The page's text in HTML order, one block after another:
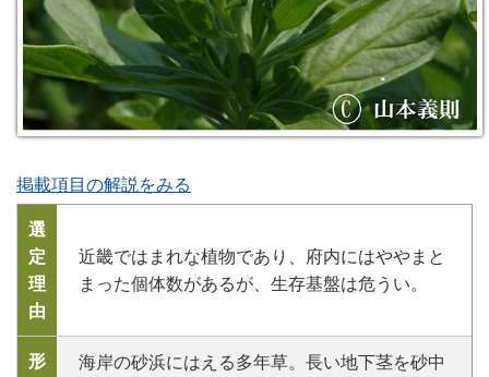
掲載項目の解説をみる
選
定
理
由
近畿ではまれな植物であり、府内にはややまと
まった個体数があるが、生存基盤は危うい。
形
海岸の砂浜にはえる多年草。長い地下茎を砂中